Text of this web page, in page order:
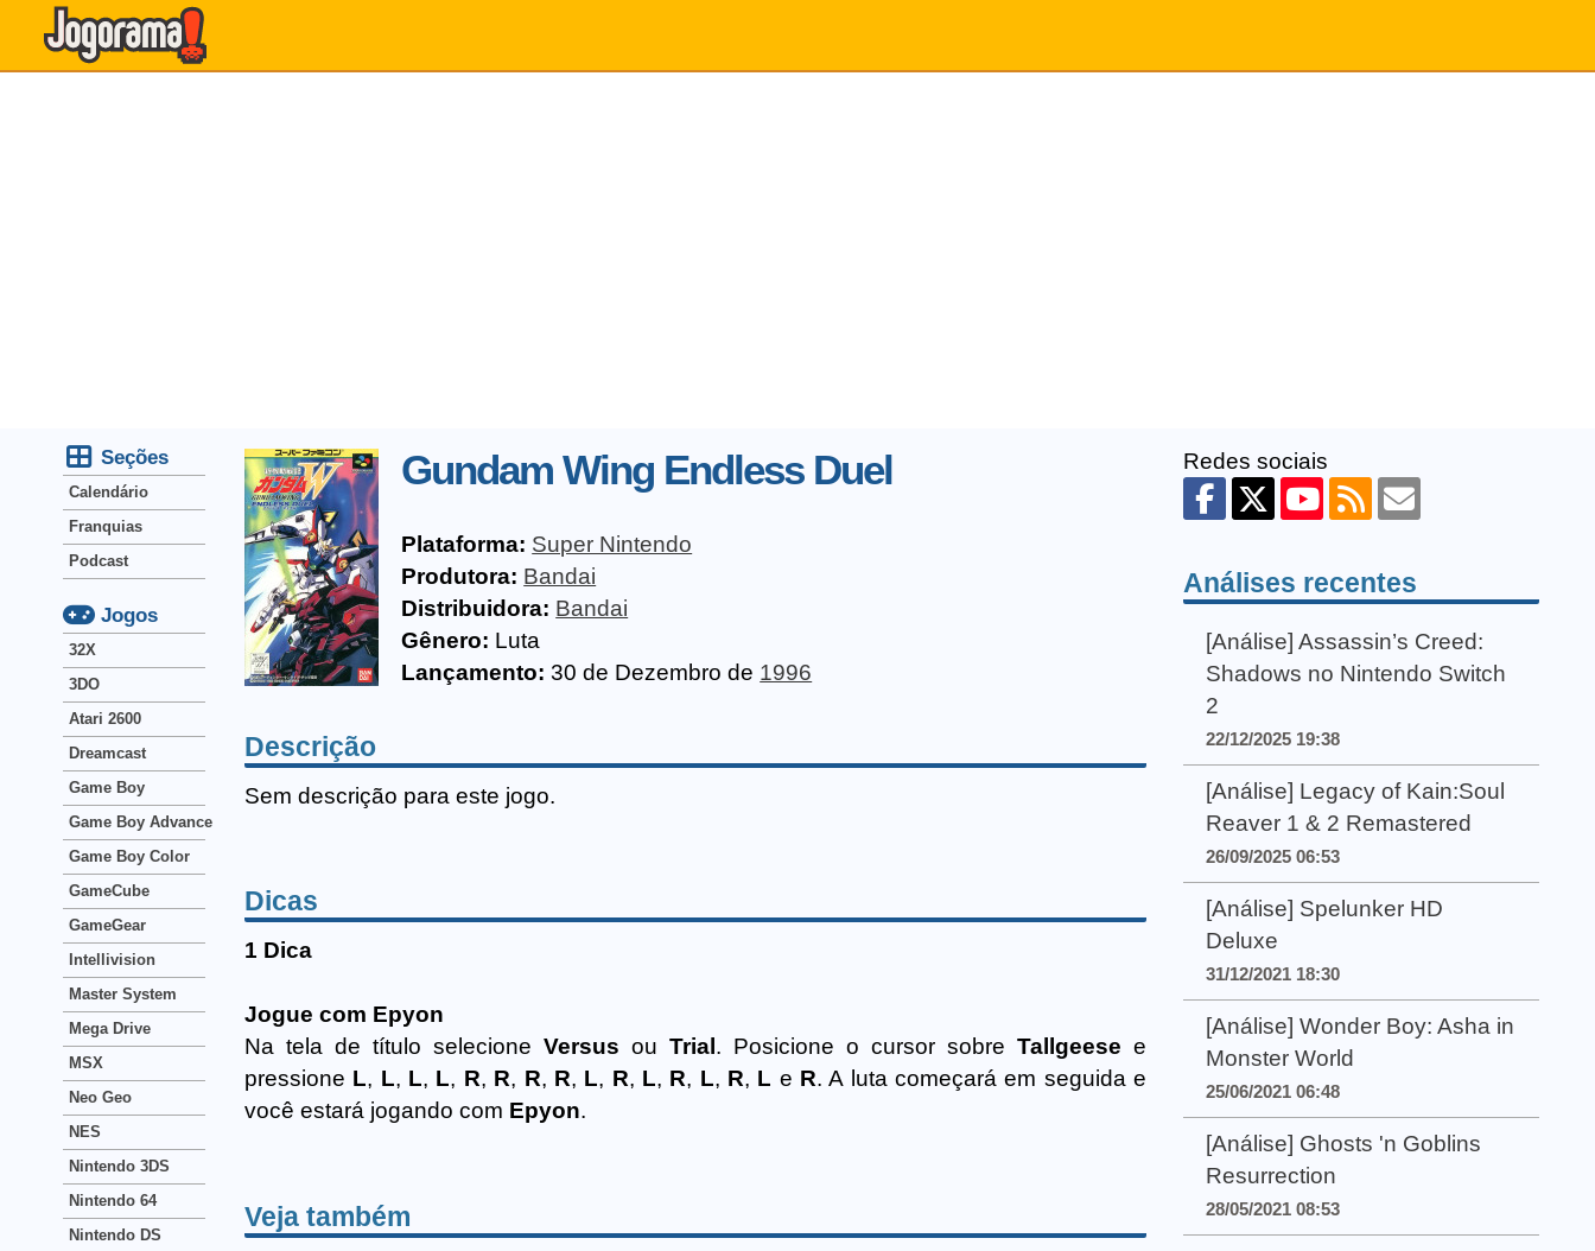
Gundam Wing Endless Duel
Plataforma: Super Nintendo
Produtora: Bandai
Distribuidora: Bandai
Gênero: Luta
Lançamento: 30 de Dezembro de 1996
Descrição
Sem descrição para este jogo.
Dicas
1 Dica
Jogue com Epyon
Na tela de título selecione Versus ou Trial . Posicione o cursor sobre Tallgeese e
pressione L, L, L, L, R, R, R, R, L, R, L, R, L, R, L e R. A luta começará em seguida e
você estará jogando com Epyon.
Veja também
Seções
Calendário
Franquias
Podcast
Jogos
32X
3DO
Atari 2600
Dreamcast
Game Boy
Game Boy Advance
Game Boy Color
GameCube
GameGear
Intellivision
Master System
Mega Drive
MSX
Neo Geo
NES
Nintendo 3DS
Nintendo 64
Nintendo DS
Redes sociais
Análises recentes
[Análise] Assassin’s Creed:
Shadows no Nintendo Switch
2
22/12/2025 19:38
[Análise] Legacy of Kain:Soul
Reaver 1 & 2 Remastered
26/09/2025 06:53
[Análise] Spelunker HD
Deluxe
31/12/2021 18:30
[Análise] Wonder Boy: Asha in
Monster World
25/06/2021 06:48
[Análise] Ghosts 'n Goblins
Resurrection
28/05/2021 08:53